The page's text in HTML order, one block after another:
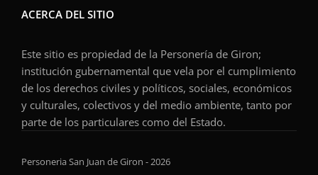
ACERCA DEL SITIO
Este sitio es propiedad de la Personería de Giron;
institución gubernamental que vela por el cumplimiento
de los derechos civiles y políticos, sociales, económicos
y culturales, colectivos y del medio ambiente, tanto por
parte de los particulares como del Estado.
Personeria San Juan de Giron - 2026